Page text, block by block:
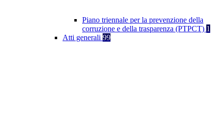
Piano triennale per la prevenzione della
corruzione e della trasparenza (PTPCT) 1
Atti generali 99